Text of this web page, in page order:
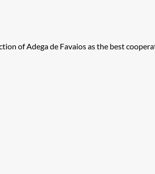
of Adega de Favaios as the best